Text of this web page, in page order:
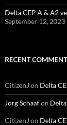
Delta CEP A & A2
September 12, 2023
RECENT
CitizenJ on Delta
Jorg Schaafon
CitizenJ on Delta